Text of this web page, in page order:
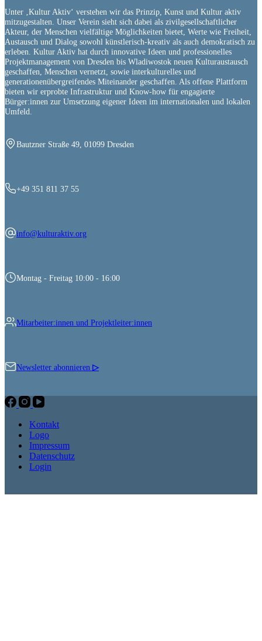
Unter ‚Kultur Aktiv‘ verstehen wir das Prinzip, Kunst und Kultur aktiv
mitzugestalten. Unser Verein sieht sich dabei als zivilgesellschaftlicher
Akteur, der Menschen vielfältige Möglichkeiten bietet, Werte wie Freiheit,
Austausch und Dialog sowohl künstlerisch-kreativ als auch demokratisch zu
erleben. Kultur Aktiv hat durch innovative Ideen und professionelles
Projektmanagement von Dresden bis Wladiwostok neuen Kulturaustausch
geschaffen, Menschen vernetzt, sowie interkulturelles und
generationenübergreifendes Miteinander geschaffen. Als offene Plattform
bieten wir erprobte Infrastruktur und Know-how für engagierte
Bürger:innen zur Umsetzung eigener Ideen im internationalen und lokalen
Umfeld.
Bautzner Straße 49, 01099 Dresden
+49 351 811 37 55
info@kulturaktiv.org
Montag - Freitag 10:00 - 16:00
Mitarbeiter:innen und Projektleiter:innen
Newsletter abonnieren ▷
Kontakt
Logo
Impressum
Datenschutz
Login